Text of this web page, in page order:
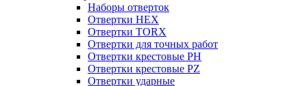
Наборы отверток
Отвертки HEX
Отвертки TORX
Отвертки для точных работ
Отвертки крестовые PH
Отвертки крестовые PZ
Отвертки ударные